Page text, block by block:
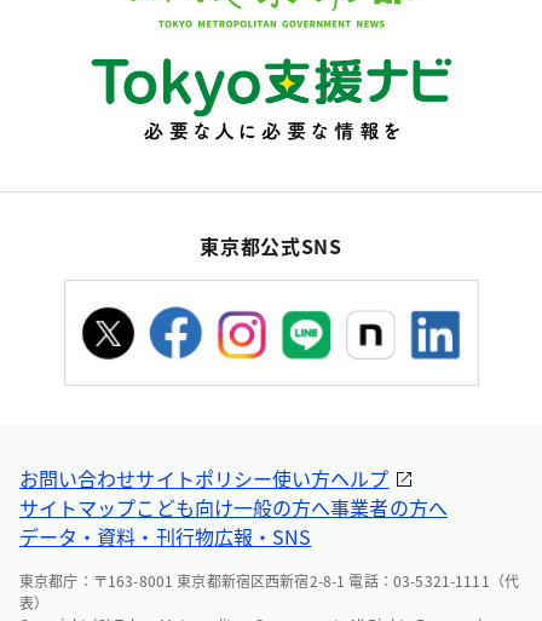
東京都公式SNS
お問い合わせサイトポリシー使い方ヘルプ
サイトマップこども向け一般の方へ事業者の方へ
データ・資料・刊行物広報・SNS
東京都庁：〒163-8001 東京都新宿区西新宿2-8-1 電話：03-5321-1111（代
表）